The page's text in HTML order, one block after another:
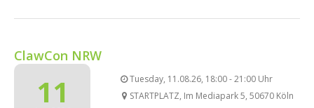
ClawCon NRW
11
Tuesday, 11.08.26, 18:00 - 21:00 Uhr
STARTPLATZ, Im Mediapark 5, 50670 Köln